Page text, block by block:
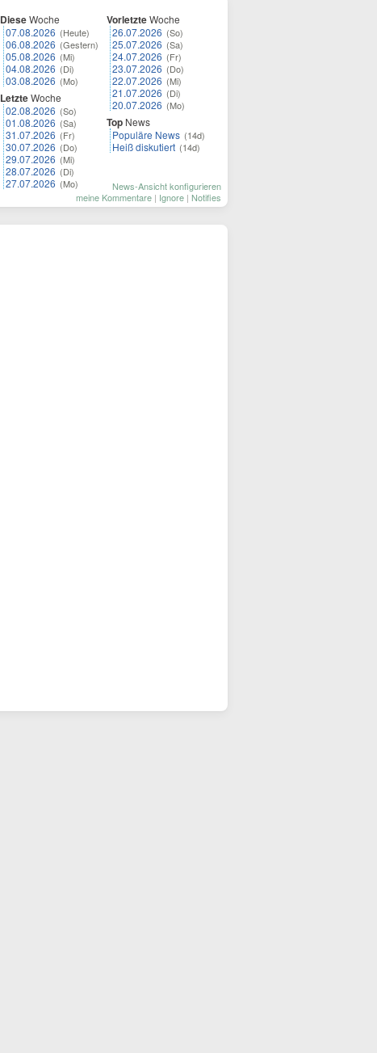
DieseWoche
07.08.2026 (Heute)
06.08.2026 (Gestern)
05.08.2026 (Mi)
04.08.2026 (Di)
03.08.2026 (Mo)
LetzteWoche
02.08.2026 (So)
01.08.2026 (Sa)
31.07.2026 (Fr)
30.07.2026 (Do)
29.07.2026 (Mi)
28.07.2026 (Di)
27.07.2026 (Mo)
VorletzteWoche
26.07.2026 (So)
25.07.2026 (Sa)
24.07.2026 (Fr)
23.07.2026 (Do)
22.07.2026 (Mi)
21.07.2026 (Di)
20.07.2026 (Mo)
Top News
Populäre News (14d)
Heiß diskutiert (14d)
News-Ansicht konfigurieren
meine Kommentare | Ignore | Notifies